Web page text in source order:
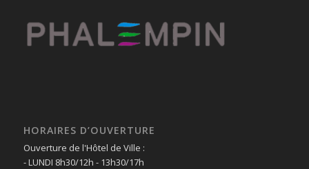
HORAIRES D’OUVERTURE
Ouverture de l'Hôtel de Ville :
- LUNDI 8h30/12h - 13h30/17h